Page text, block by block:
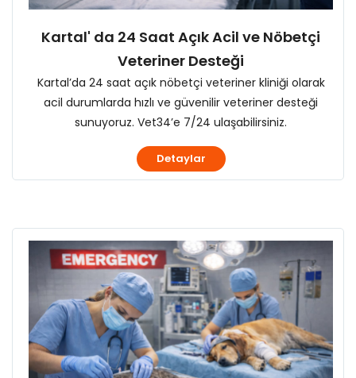
Kartal' da 24 Saat Açık Acil ve Nöbetçi
Veteriner Desteği
Kartal’da 24 saat açık nöbetçi veteriner kliniği olarak
acil durumlarda hızlı ve güvenilir veteriner desteği
sunuyoruz. Vet34’e 7/24 ulaşabilirsiniz.
Detaylar